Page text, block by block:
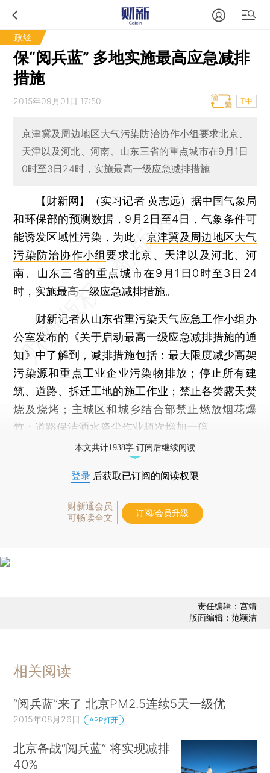
政经
保“阅兵蓝” 多地实施最高应急减排
措施
2015年09月01日 17:50 T中
京津冀及周边地区大气污染防治协作小组要求北京、
天津以及河北、河南、山东三省的重点城市在9月1日
0时至3日24时，实施最高一级应急减排措施
【财新网】（实习记者 黄志远）据中国气象局
和环保部的预测数据，9月2日至4日，气象条件可
能诱发区域性污染，为此， 京津冀及周边地区大气
污染防治协作小组要求北京、天津以及河北、河
南、山东三省的重点城市在9月1日0时至3日24
时，实施最高一级应急减排措施。
财新记者从山东省重污染天气应急工作小组办
公室发布的《关于启动最高一级应急减排措施的通
知》中了解到，减排措施包括：最大限度减少高架
污染源和重点工业企业污染物排放；停止所有建
筑、道路、拆迁工地的施工作业；禁止各类露天焚
烧及烧烤；主城区和城乡结合部禁止燃放烟花爆
竹；道路保洁洒水降尘作业频次增加一倍。
本文共计1938字 订阅后继续阅读
登录 后获取已订阅的阅读权限
财新通会员
可畅读全文
订阅/会员升级
责任编辑：宫靖
版面编辑：范颖洁
相关阅读
“阅兵蓝”来了 北京PM2.5连续5天一级优
2015年08月26日 APP打开
北京备战“阅兵蓝” 将实现减排
40%